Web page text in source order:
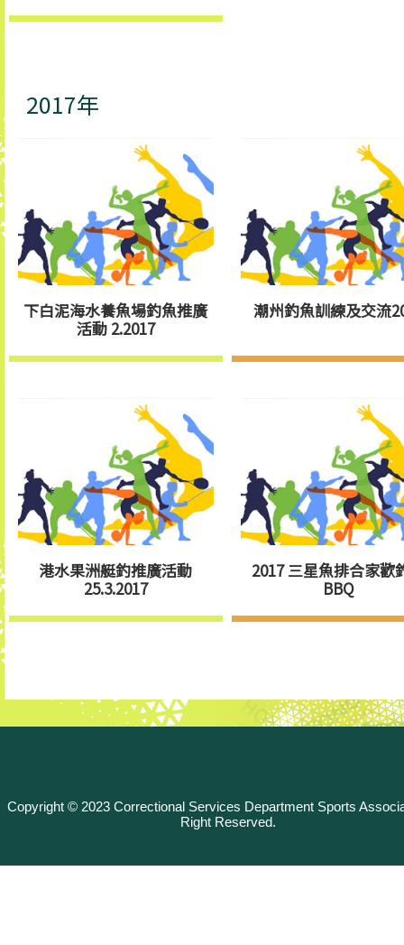
2017年
下白泥海水養魚場釣魚推廣
活動 2.2017
潮州釣魚訓練及交流
港水果洲艇釣推廣活動
25.3.2017
2017 三星魚排合家歡
BBQ
Copyright © 2023 Correctional Services Department Sports
Right Reserved.